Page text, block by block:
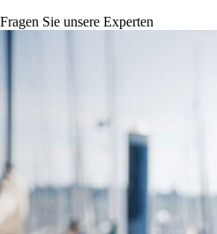
Fragen Sie unsere Experten